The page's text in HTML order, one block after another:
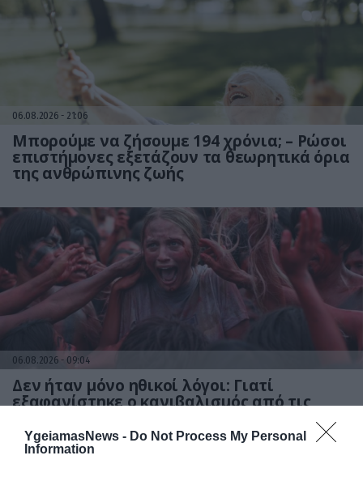
YgeiamasNews - Do Not Process My Personal
Information
06.08.2026 21:06
Μπορούμε να ζήσουμε 194 χρόνια; – Ρώσοι
επιστήμονες εξετάζουν τα θεωρητικά όρια
της ανθρώπινης ζωής
06.08.2026 09:04
Δεν ήταν μόνο ηθικοί λόγοι: Γιατί
εξαφανίστηκε ο κανιβαλισμός από τις
ανθρώπινες κοινωνίες – Τι δείχνει νέα
έρευνα